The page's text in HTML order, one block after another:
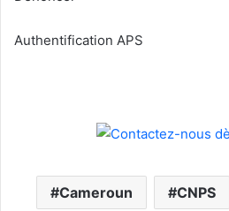
Authentification APS
Cameroun CNPS